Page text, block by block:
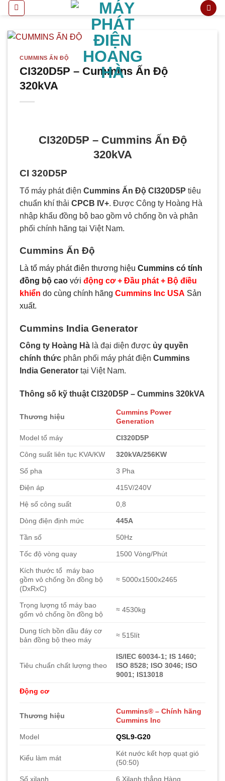
qua
nội
CUMMINS ẤN ĐỘ
CI320D5P – Cummins Ấn Độ
320kVA
CI320D5P – Cummins Ấn Độ
320kVA
CI 320D5P
Tổ máy phát điện Cummins Ấn Độ CI320D5P tiêu
chuẩn khí thải CPCB IV+. Được Công ty Hoàng Hà
nhập khẩu đồng bộ bao gồm vỏ chống ồn và phân
phối chính hãng tại Việt Nam.
Cummins Ấn Độ
Là tổ máy phát điên thương hiệu Cummins có tính
đồng bộ cao với động cơ + Đầu phát + Bộ điều
khiển do cùng chính hãng Cummins Inc USA Sản
xuất.
Cummins India Generator
Công ty Hoàng Hà là đại diện được ủy quyền
chính thức phân phối máy phát điện Cummins
India Generator tại Việt Nam.
Thông số kỹ thuật CI320D5P – Cummins 320kVA
Thương hiệu
Cummins Power
Generation
Model tổ máy CI320D5P
Công suất liên tục KVA/KW 320kVA/256KW
Số pha 3 Pha
Điện áp 415V/240V
Hệ số công suất 0,8
Dòng điện định mức 445A
Tần số 50Hz
Tốc độ vòng quay 1500 Vòng/Phút
Kích thước tổ máy bao
gồm vỏ chống ồn đồng bộ
(DxRxC)
≈ 5000x1500x2465
Trọng lượng tổ máy bao
gổm vỏ chống ồn đồng bộ
≈ 4530kg
Dung tích bồn dầu đáy cơ
bản đồng bộ theo máy
≈ 515lít
Tiêu chuẩn chất lượng theo
IS/IEC 60034-1; IS 1460;
ISO 8528; ISO 3046; ISO
9001; IS13018
Động cơ
Thương hiệu
Cummins® – Chính hãng
Cummins Inc
Model QSL9-G20
Kiểu làm mát
Két nước kết hợp quạt gió
(50:50)
Số xilanh 6 Xilanh thẳng Hàng